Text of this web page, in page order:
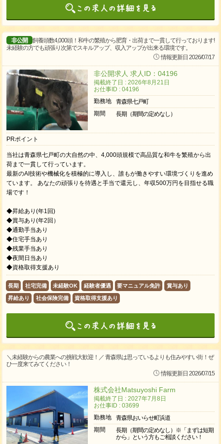
非公開
飼養頭数4,000頭！和牛の繁殖から肥育・出荷まで一貫して行っております!
未経験の方でも頑張り次第でスキルアップ、収入アップが出来る環境です。
情報更新日 2026/07/17
非公開求人 求人ID：04196
掲載終了日 : 2026年8月21日
お仕事ID : 04196
勤務地
青森県七戸町
期間
長期（期間の定めなし）
PRポイント
当社は青森県七戸町の大自然の中、4,000頭規模で高品質な和牛を繁殖から出
荷まで一貫して行っています。
最新のAI技術や機械化を積極的に導入し、誰もが働きやすい環境づくりを進め
ています。 あなたの頑張りを待遇と手当で還元し、年収500万円を目指せる職
場です！
◆昇給あり(年1回)
◆賞与あり(年2回）
◆通勤手当あり
◆住宅手当あり
◆残業手当あり
◆夜間日当あり
◆資格取得支援あり
長期 社宅完備 未経験OK 経験者優遇 要マニュアル免許 賞与あり
昇給あり 社会保険完備 資格取得支援あり
＼未経験からの農業への挑戦大歓迎！／ 青森県は思っているよりも住みやすい街！ぜ
ひ一度来てみてください！
情報更新日 2026/07/15
株式会社Matsuyoshi Farm
掲載終了日 : 2027年7月8日
お仕事ID : 03699
勤務地
青森県おいらせ町浜道
期間
長期（期間の定めなし）※「まずは短期
から」という方もご相談ください！